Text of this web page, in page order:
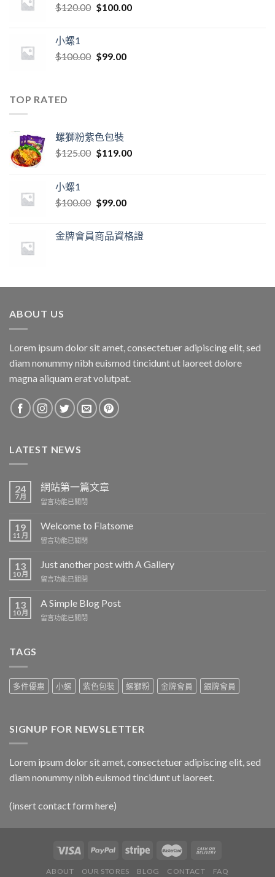
$120.00 $100.00
小螺1
$100.00 $99.00
TOP RATED
螺獅粉紫色包裝
$125.00 $119.00
小螺1
$100.00 $99.00
金牌會員商品資格證
ABOUT US
Lorem ipsum dolor sit amet, consectetuer adipiscing elit, sed
diam nonummy nibh euismod tincidunt ut laoreet dolore
magna aliquam erat volutpat.
LATEST NEWS
24
7 月
網站第一篇文章
在
站
一
文
章〉
留言功能已關閉
19
11 月
Welcome to Flatsome
在
to
中
留言功能已關閉
13
10 月
Just another post with A Gallery
在
another
with
留言功能已關閉
13
10 月
A Simple Blog Post
在
留言功能已關閉
TAGS
多件優惠 小螺 紫色包裝 螺獅粉 金牌會員 銀牌會員
SIGNUP FOR NEWSLETTER
Lorem ipsum dolor sit amet, consectetuer adipiscing elit, sed
diam nonummy nibh euismod tincidunt ut laoreet.
(insert contact form here)
ABOUT OUR STORES BLOG CONTACT FAQ